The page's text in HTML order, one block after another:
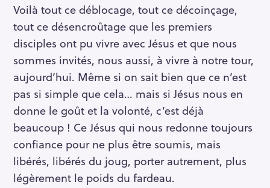
Voilà tout ce déblocage, tout ce décoinçage,
tout ce désencroûtage que les premiers
disciples ont pu vivre avec Jésus et que nous
sommes invités, nous aussi, à vivre à notre tour,
aujourd’hui. Même si on sait bien que ce n’est
pas si simple que cela… mais si Jésus nous en
donne le goût et la volonté, c’est déjà
beaucoup ! Ce Jésus qui nous redonne toujours
confiance pour ne plus être soumis, mais
libérés, libérés du joug, porter autrement, plus
légèrement le poids du fardeau.